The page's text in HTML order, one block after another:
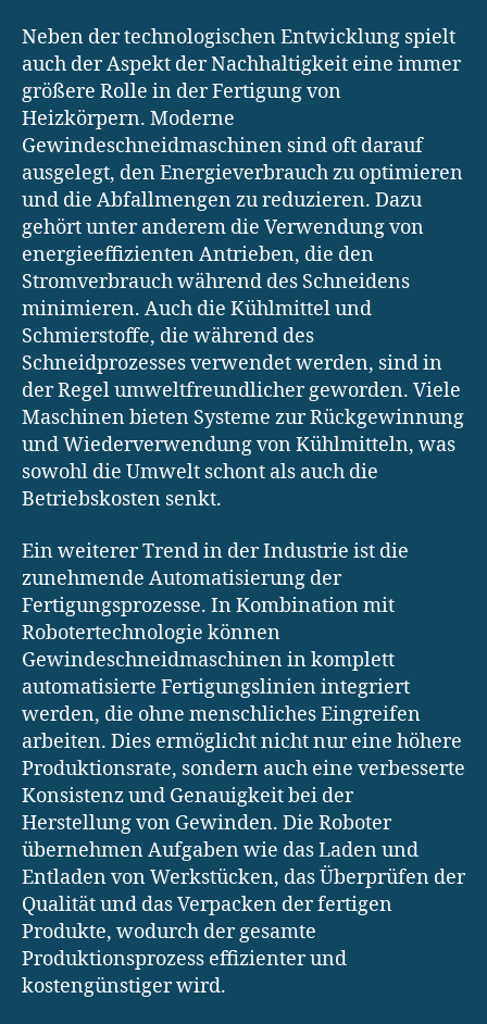
Neben der technologischen Entwicklung spielt
auch der Aspekt der Nachhaltigkeit eine immer
größere Rolle in der Fertigung von
Heizkörpern. Moderne
Gewindeschneidmaschinen sind oft darauf
ausgelegt, den Energieverbrauch zu optimieren
und die Abfallmengen zu reduzieren. Dazu
gehört unter anderem die Verwendung von
energieeffizienten Antrieben, die den
Stromverbrauch während des Schneidens
minimieren. Auch die Kühlmittel und
Schmierstoffe, die während des
Schneidprozesses verwendet werden, sind in
der Regel umweltfreundlicher geworden. Viele
Maschinen bieten Systeme zur Rückgewinnung
und Wiederverwendung von Kühlmitteln, was
sowohl die Umwelt schont als auch die
Betriebskosten senkt.
Ein weiterer Trend in der Industrie ist die
zunehmende Automatisierung der
Fertigungsprozesse. In Kombination mit
Robotertechnologie können
Gewindeschneidmaschinen in komplett
automatisierte Fertigungslinien integriert
werden, die ohne menschliches Eingreifen
arbeiten. Dies ermöglicht nicht nur eine höhere
Produktionsrate, sondern auch eine verbesserte
Konsistenz und Genauigkeit bei der
Herstellung von Gewinden. Die Roboter
übernehmen Aufgaben wie das Laden und
Entladen von Werkstücken, das Überprüfen der
Qualität und das Verpacken der fertigen
Produkte, wodurch der gesamte
Produktionsprozess effizienter und
kostengünstiger wird.